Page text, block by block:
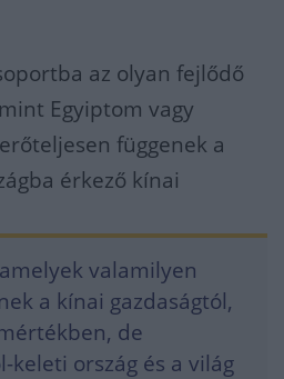
az olyan fejlődő
Egyiptom vagy
függenek a
érkező kínai
valamilyen
a kínai gazdaságtól,
de
keleti ország és a világ